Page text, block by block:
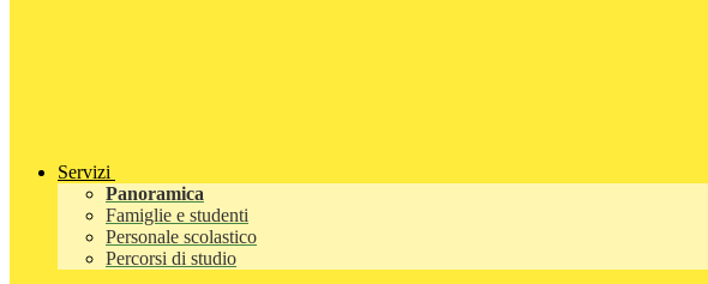
Servizi
Panoramica
Famiglie e studenti
Personale scolastico
Percorsi di studio